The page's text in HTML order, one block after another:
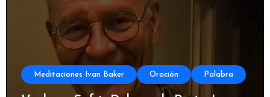
Meditaciones Ivan Baker Oración Palabra